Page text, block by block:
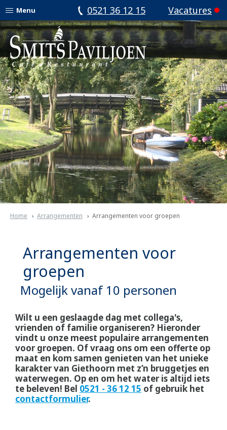
Menu Vacatures
0521 36 12 15
Home Arrangementen Arrangementen voor groepen
Arrangementen voor
groepen
Mogelijk vanaf 10 personen
Wilt u een geslaagde dag met collega's,
vrienden of familie organiseren? Hieronder
vindt u onze meest populaire arrangementen
voor groepen. Of vraag ons om een offerte op
maat en kom samen genieten van het unieke
karakter van Giethoorn met z’n bruggetjes en
waterwegen. Op en om het water is altijd iets
te beleven! Bel 0521 - 36 12 15 of gebruik het
contactformulier.